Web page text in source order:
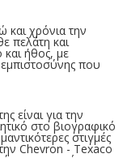
και χρόνια την
πελάτη και
ήθος, με
που
είναι για την
στο βιογραφικό
στιγμές
Chevron - Texaco